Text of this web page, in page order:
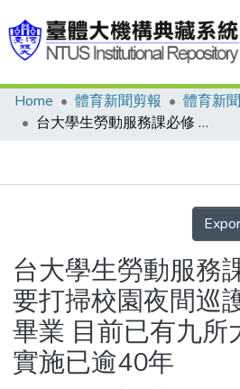
Communities & Collections
Statistics
Home 體育新聞剪報
體育新
台大學生勞動服務課必修 今年起要打掃校園夜間巡護 不及格不能畢業 目前已有九所大學開辦 東海實施已逾40年
Details
台大學生勞動服務
要打掃校園夜間巡
畢業 目前已有九所
實施已逾40年